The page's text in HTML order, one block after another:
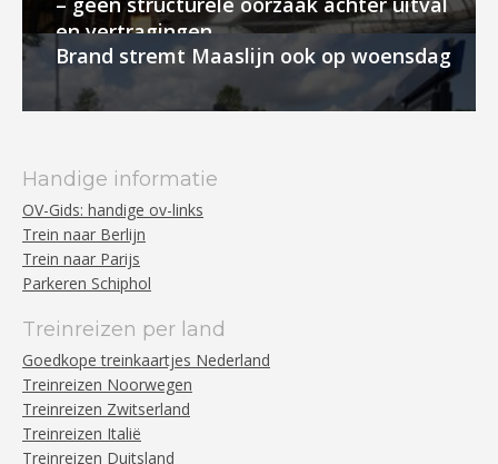
en vertragingen
Brand stremt Maaslijn ook op woensdag
Handige informatie
OV-Gids: handige ov-links
Trein naar Berlijn
Trein naar Parijs
Parkeren Schiphol
Treinreizen per land
Goedkope treinkaartjes Nederland
Treinreizen Noorwegen
Treinreizen Zwitserland
Treinreizen Italië
Treinreizen Duitsland